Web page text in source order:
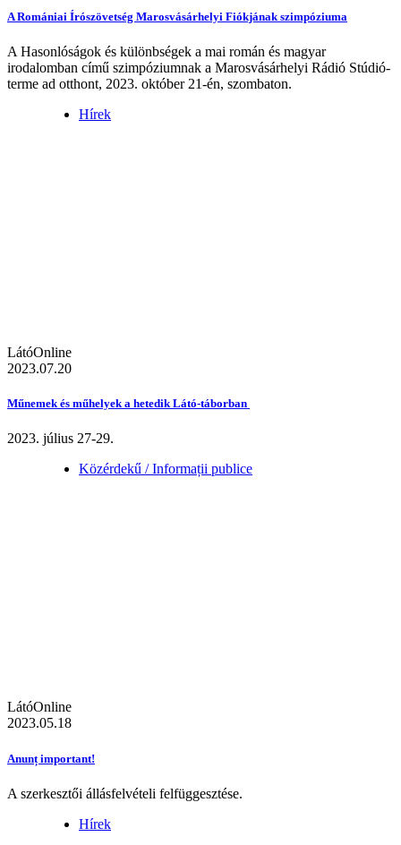
A Romániai Írószövetség Marosvásárhelyi Fiókjának szimpóziuma
A Hasonlóságok és különbségek a mai román és magyar
irodalomban című szimpóziumnak a Marosvásárhelyi Rádió Stúdió-
terme ad otthont, 2023. október 21-én, szombaton.
Hírek
LátóOnline
2023.07.20
Műnemek és műhelyek a hetedik Látó-táborban
2023. július 27-29.
Közérdekű / Informații publice
LátóOnline
2023.05.18
Anunț important!
A szerkesztői állásfelvételi felfüggesztése.
Hírek